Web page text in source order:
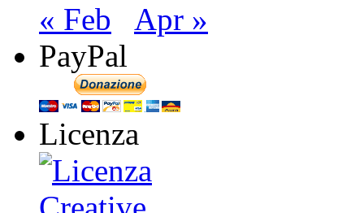
« Feb
Apr »
PayPal
Licenza